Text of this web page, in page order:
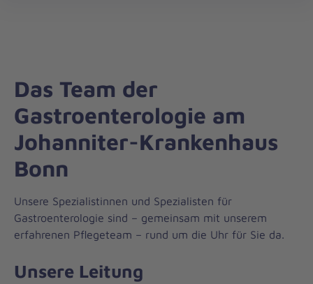
Das Team der
Gastroenterologie am
Johanniter-Krankenhaus
Bonn
Unsere Spezialistinnen und Spezialisten für
Gastroenterologie sind – gemeinsam mit unserem
erfahrenen Pflegeteam – rund um die Uhr für Sie da.
Unsere Leitung